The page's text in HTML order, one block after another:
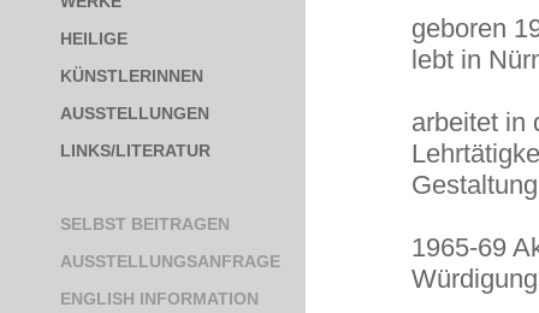
HEILIGE
KÜNSTLERINNEN
AUSSTELLUNGEN
LINKS/LITERATUR
SELBST BEITRAGEN
AUSSTELLUNGSANFRAGE
ENGLISH INFORMATION
geboren
lebt in
arbeitet in
1965-69